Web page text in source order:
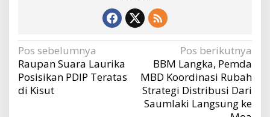
Navigasi
pos
Pos sebelumnya
Raupan Suara Laurika
Posisikan PDIP Teratas
di Kisut
Pos berikutnya
BBM Langka, Pemda
MBD Koordinasi Rubah
Strategi Distribusi Dari
Saumlaki Langsung ke